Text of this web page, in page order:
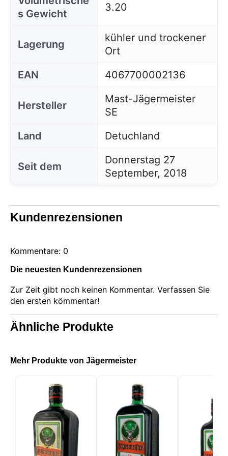
s Gewicht
3.20
Lagerung
kühler und trockener
Ort
EAN
4067700002136
Hersteller
Mast-Jägermeister
SE
Land
Detuchland
Seit dem
Donnerstag 27
September, 2018
Kundenrezensionen
Kommentare: 0
Die neuesten Kundenrezensionen
Zur Zeit gibt noch keinen Kommentar. Verfassen Sie
den ersten kömmentar!
Ähnliche Produkte
Mehr Produkte von Jägermeister